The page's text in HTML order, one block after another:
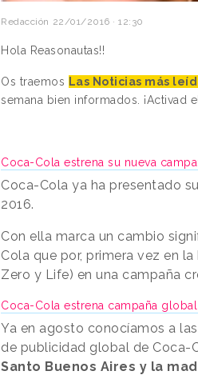
Redacción 22/01/2016 · 12:30
Hola Reasonautas!!
Os traemos Las Noticias más
semana bien informados. ¡Activad
Coca-Cola estrena su nueva
Coca-Cola ya ha presentado su
2016.
Con ella marca un cambio
Cola que por, primera vez en
Zero y Life) en una campaña
Coca-Cola estrena campaña
Ya en agosto conocíamos a
de publicidad global de Coca-
Santo Buenos Aires y la